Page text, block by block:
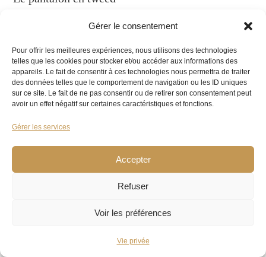
Gérer le consentement
Pour offrir les meilleures expériences, nous utilisons des technologies
telles que les cookies pour stocker et/ou accéder aux informations des
appareils. Le fait de consentir à ces technologies nous permettra de traiter
des données telles que le comportement de navigation ou les ID uniques
sur ce site. Le fait de ne pas consentir ou de retirer son consentement peut
avoir un effet négatif sur certaines caractéristiques et fonctions.
Gérer les services
Accepter
Refuser
Voir les préférences
Vie privée
, quant à lui, doit être coupé de
être trop serré. La longueur idéale est celle qui
permet au bas du pantalon de toucher légèrement
le dessus de vos chaussures.
doit être coordonnée avec le reste de
et de préférence en